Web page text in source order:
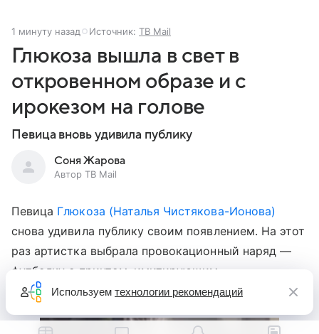
1 минуту назад Источник: ТВ Mail
Глюкоза вышла в свет в
откровенном образе и с
ирокезом на голове
Певица вновь удивила публику
Соня Жарова
Автор ТВ Mail
Певица Глюкоза (Наталья Чистякова-Ионова)
снова удивила публику своим появлением. На этот
раз артистка выбрала провокационный наряд —
футболку с принтом, имитирующим
полуобнаженную грудь.
Используем технологии рекомендаций